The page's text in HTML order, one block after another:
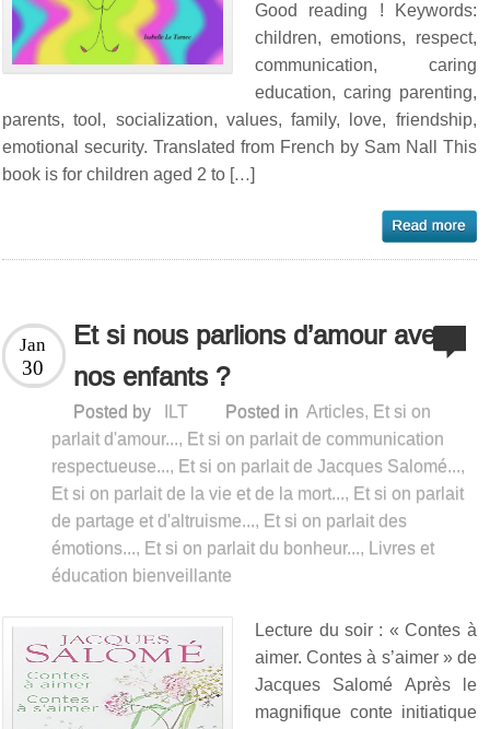
Good reading ! Keywords:
children, emotions, respect,
communication, caring
education, caring parenting,
parents, tool, socialization, values, family, love, friendship,
emotional security. Translated from French by Sam Nall This
book is for children aged 2 to […]
Et si nous parlions d’amour avec
nos enfants ?
Jan
30
Posted by ILT Posted in Articles, Et si on
parlait d'amour..., Et si on parlait de communication
respectueuse..., Et si on parlait de Jacques Salomé...,
Et si on parlait de la vie et de la mort..., Et si on parlait
de partage et d'altruisme..., Et si on parlait des
émotions..., Et si on parlait du bonheur...,
Livres et
éducation bienveillante
Lecture du soir : « Contes à
aimer. Contes à s’aimer » de
Jacques Salomé Après le
magnifique conte initiatique